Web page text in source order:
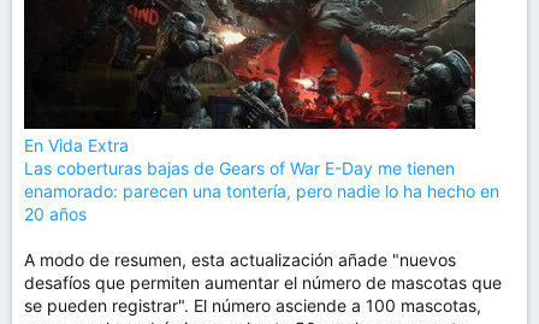
En Vida Extra
Las coberturas bajas de Gears of War E-Day me tienen
enamorado: parecen una tontería, pero nadie lo ha hecho en
20 años
A modo de resumen, esta actualización añade "nuevos
desafíos que permiten aumentar el número de mascotas que
se pueden registrar". El número asciende a 100 mascotas,